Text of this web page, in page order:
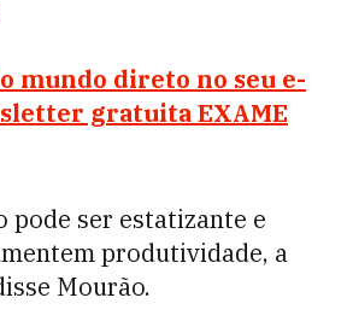
mundo direto no seu e-
gratuita EXAME
pode ser estatizante e
produtividade, a
Mourão.